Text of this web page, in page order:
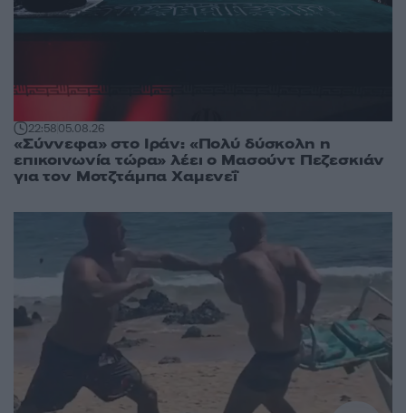
22:5805.08.26
«Σύννεφα» στο Ιράν: «Πολύ δύσκολη η
επικοινωνία τώρα» λέει ο Μασούντ Πεζεσκιάν
για τον Μοτζτάμπα Χαμενεΐ